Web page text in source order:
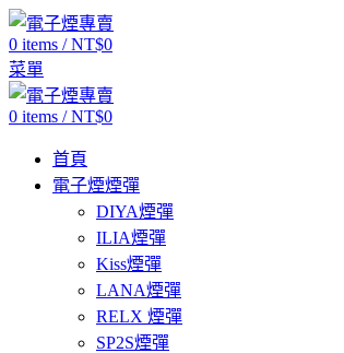
0 items / NT$0
菜單
0 items / NT$0
首頁
電子煙煙彈
DIYA煙彈
ILIA煙彈
Kiss煙彈
LANA煙彈
RELX 煙彈
SP2S煙彈